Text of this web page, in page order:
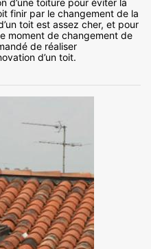
d’une toiture pour éviter la
finir par le changement de la
toit est assez cher, et pour
moment de changement de
de réaliser
d’un toit.